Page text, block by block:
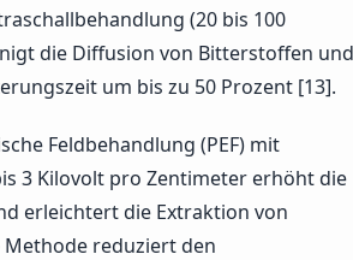
(20 bis 100
die Diffusion von Bitterstoffen und
um bis zu 50 Prozent [13].
Feldbehandlung (PEF) mit
3 Kilovolt pro Zentimeter erhöht die
erleichtert die Extraktion von
reduziert den